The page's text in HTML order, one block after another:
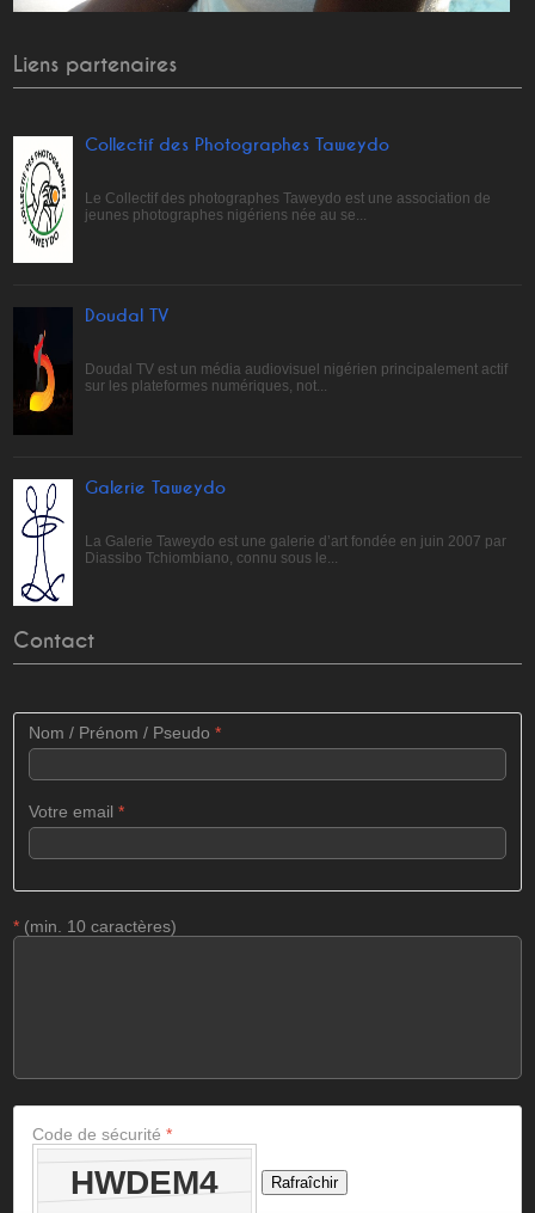
Liens partenaires
Collectif des Photographes Taweydo
Le Collectif des photographes Taweydo est une association de
jeunes photographes nigériens née au se...
Doudal TV
Doudal TV est un média audiovisuel nigérien principalement actif
sur les plateformes numériques, not...
Galerie Taweydo
La Galerie Taweydo est une galerie d’art fondée en juin 2007 par
Diassibo Tchiombiano, connu sous le...
Contact
Nom / Prénom / Pseudo*
Votre email*
* (min. 10 caractères)
Code de sécurité*
Rafraîchir